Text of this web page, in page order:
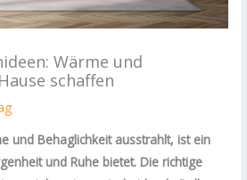
Wärme und
schaffen
und Behaglichkeit ausstrahlt, ist ein
und Ruhe bietet. Die richtige